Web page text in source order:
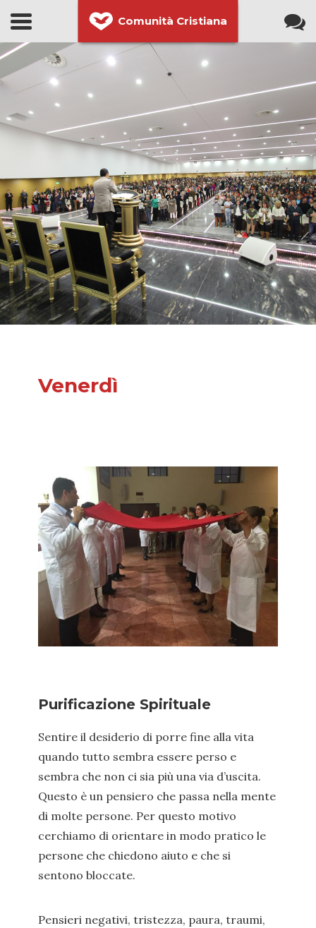
Comunità Cristiana
Venerdì
Purificazione Spirituale
Sentire il desiderio di porre fine alla vita
quando tutto sembra essere perso e
sembra che non ci sia più una via d’uscita.
Questo è un pensiero che passa nella mente
di molte persone. Per questo motivo
cerchiamo di orientare in modo pratico le
persone che chiedono aiuto e che si
sentono bloccate.
Pensieri negativi, tristezza, paura, traumi,